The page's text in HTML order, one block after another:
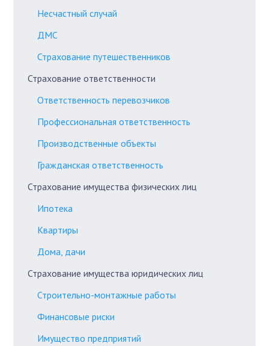
Несчастный случай
ДМС
Страхование путешественников
Страхование ответственности
Ответственность перевозчиков
Профессиональная ответственность
Производственные объекты
Гражданская ответственность
Страхование имущества физических лиц
Ипотека
Квартиры
Дома, дачи
Страхование имущества юридических лиц
Строительно-монтажные работы
Финансовые риски
Имущество предприятий